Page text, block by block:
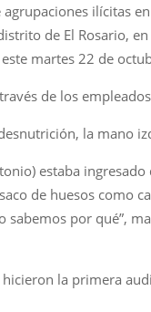
ilícitas
de El Rosario,
martes 22 de
de los
la mano
estaba
de huesos como
por qué”,
la primera